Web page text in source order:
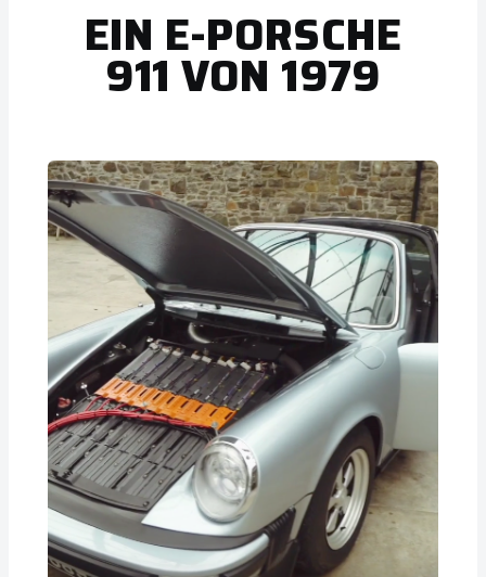
EIN E-PORSCHE
911 VON 1979